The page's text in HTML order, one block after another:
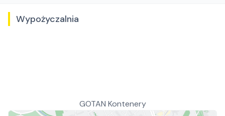
Wypożyczalnia
GOTAN Kontenery